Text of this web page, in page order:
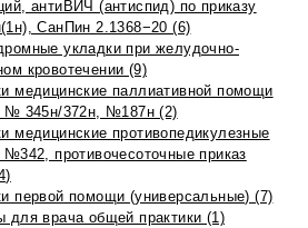
антиВИЧ (антиспид) по приказу
СанПин 2.1368−20 (6)
укладки при желудочно-
кровотечении (9)
медицинские паллиативной помощи
№ 345н/372н, №187н (2)
медицинские противопедикулезные
№342, противочесоточные приказ
первой помощи (универсальные) (7)
для врача общей практики (1)